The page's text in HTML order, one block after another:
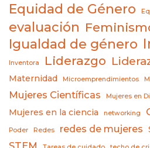
Equidad de Género
evaluación
Igualdad de género
Inventora Liderazgo
Maternidad Microemprendimientos
Mujeres Científicas Mujeres en
Mujeres en la ciencia networking
Poder Redes redes de mujeres